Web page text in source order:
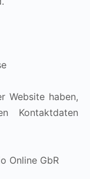
Website haben,
Kontaktdaten
Online GbR